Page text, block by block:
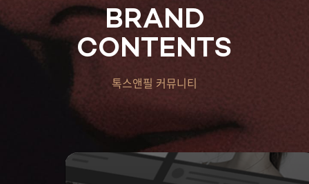
BRAND
CONTENTS
톡스앤필 커뮤니티